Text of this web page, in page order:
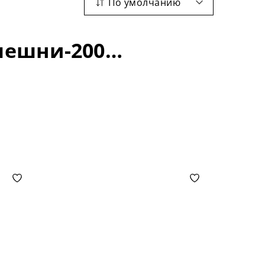
Круглые столы: материал -ясень; длина столешни-2000+400 мм;